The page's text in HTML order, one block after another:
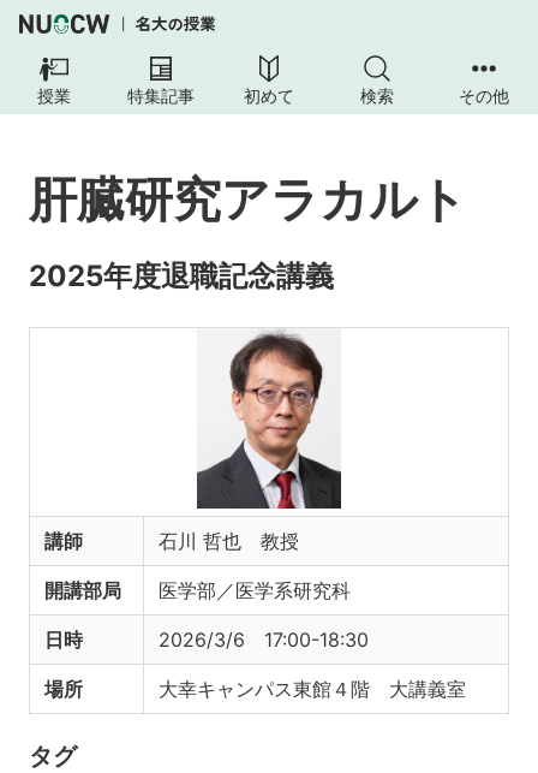
授業 特集記事 初めて 検索 その他
肝臓研究アラカルト
2025年度退職記念講義
講師 石川 哲也 教授
開講部局 医学部／医学系研究科
日時 2026/3/6 17:00-18:30
場所 大幸キャンパス東館４階 大講義室
タグ